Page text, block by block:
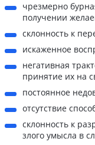
чрезмерно
получении
склонность к
искаженное
негативная
принятие их на
постоянное
отсутствие
склонность к
злого умысла в